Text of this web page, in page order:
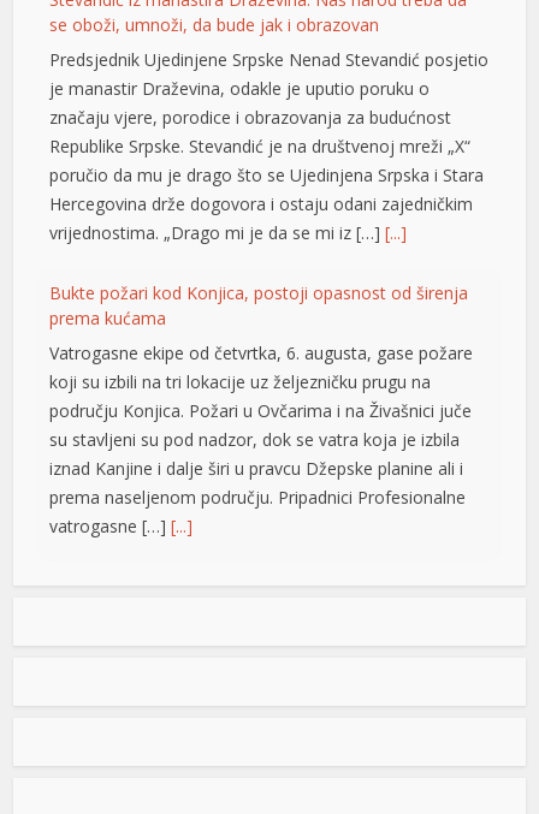
Hercegovina drže dogovora i ostaju odani zajedničkim
vrijednostima. „Drago mi je da se mi iz […]
Bukte požari kod Konjica, postoji opasnost od širenja
prema kućama
Vatrogasne ekipe od četvrtka, 6. augusta, gase požare
koji su izbili na tri lokacije uz željezničku prugu na
području Konjica. Požari u Ovčarima i na Živašnici juče
su stavljeni su pod nadzor, dok se vatra koja je izbila
prema naseljenom području. Pripadnici Profesionalne
vatrogasne […]
”Rusija i SAD da podrže proglašenje bonskih ovlaštenja
ništavnim i afirmišu pravo naroda na
samoopredjeljenje”
SAD i Rusija kao potpisnice Dejtonskog mirovnog
sporazuma trebale bi da podrže proglašenje ništavnim
nelegitimnih bonskih ovlaštenja i afirmaciju prava tri